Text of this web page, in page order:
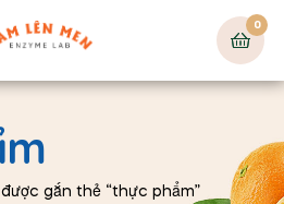
0
gắn thẻ “thực phẩm”